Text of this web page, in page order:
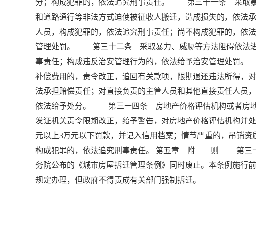
分；构成犯罪的，依法追究刑事责任。 第三十一条 采取暴
和道路通行等非法方式迫使被征收人搬迁，造成损失的，依法
人员，构成犯罪的，依法追究刑事责任；尚不构成犯罪的，依
管理处罚。 第三十二条 采取暴力、威胁等方法阻碍依法进
事责任；构成违反治安管理行为的，依法给予治安管理处
补偿费用的，责令改正，追回有关款项，限期退还违法所得，
法承担赔偿责任；对直接负责的主管人员和其他直接责任人员
依法给予处分。 第三十四条 房地产价格评估机构或者房地
发证机关责令限期改正，给予警告，对房地产价格评估机构并
元以上3万元以下罚款，并记入信用档案；情节严重的，吊销
构成犯罪的，依法追究刑事责任。 第五章 附 则 第三十
务院公布的《城市房屋拆迁管理条例》同时废止。本条例施行
规定办理，但政府不得责成有关部门强制拆迁。